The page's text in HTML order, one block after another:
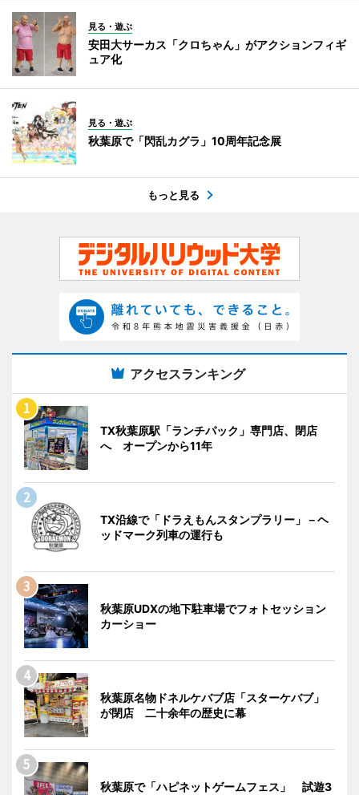
見る・遊ぶ
安田大サーカス「クロちゃん」がアクションフィギ
ュア化
見る・遊ぶ
秋葉原で「閃乱カグラ」10周年記念展
もっと見る
アクセスランキング
TX秋葉原駅「ランチパック」専門店、閉店
へ オープンから11年
TX沿線で「ドラえもんスタンプラリー」－ヘ
ッドマーク列車の運行も
秋葉原UDXの地下駐車場でフォトセッション
カーショー
秋葉原名物ドネルケバブ店「スターケバブ」
が閉店 二十余年の歴史に幕
秋葉原で「ハピネットゲームフェス」 試遊3